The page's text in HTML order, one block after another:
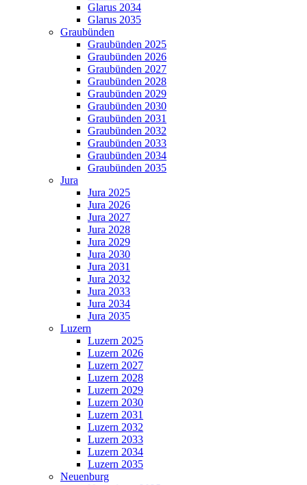
Glarus 2034
Glarus 2035
Graubünden
Graubünden 2025
Graubünden 2026
Graubünden 2027
Graubünden 2028
Graubünden 2029
Graubünden 2030
Graubünden 2031
Graubünden 2032
Graubünden 2033
Graubünden 2034
Graubünden 2035
Jura
Jura 2025
Jura 2026
Jura 2027
Jura 2028
Jura 2029
Jura 2030
Jura 2031
Jura 2032
Jura 2033
Jura 2034
Jura 2035
Luzern
Luzern 2025
Luzern 2026
Luzern 2027
Luzern 2028
Luzern 2029
Luzern 2030
Luzern 2031
Luzern 2032
Luzern 2033
Luzern 2034
Luzern 2035
Neuenburg